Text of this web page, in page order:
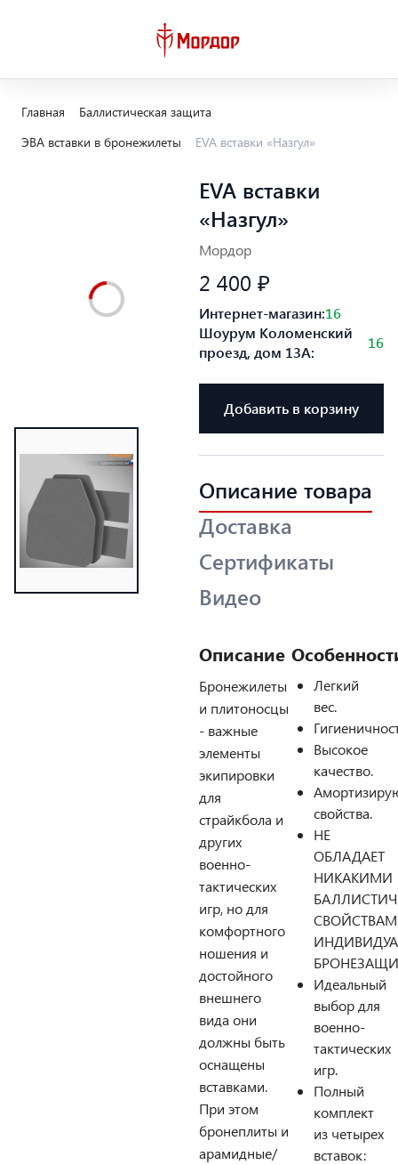
Главная
Баллистическая защита
ЭВА вставки в бронежилеты
EVA вставки «Назгул»
EVA вставки
«Назгул»
Мордор
2 400 ₽
Интернет-магазин:16
Шоурум Коломенский
проезд, дом 13А:
16
Добавить в корзину
Описание товара
Доставка
Сертификаты
Видео
Описание
Бронежилеты
и плитоносцы
- важные
элементы
экипировки
для
страйкбола и
других
военно-
тактических
игр, но для
комфортного
ношения и
достойного
внешнего
вида они
должны быть
оснащены
вставками.
При этом
бронеплиты и
арамидные/
Легкий
вес.
Высокое
качество.
свойства.
НЕ
ОБЛАДАЕТ
НИКАКИМИ
Идеальный
выбор для
военно-
тактических
игр.
Полный
комплект
из четырех
вставок: